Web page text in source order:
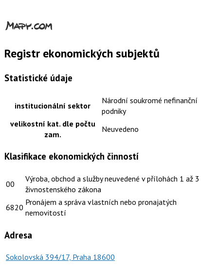
Registr ekonomických subjektů
Statistické údaje
institucionální sektor
Národní soukromé nefinanční
podniky
velikostní kat. dle počtu
zam.
Neuvedeno
Klasifikace ekonomických činností
00
Výroba, obchod a služby neuvedené v přílohách 1 až 3
živnostenského zákona
6820
Pronájem a správa vlastních nebo pronajatých
nemovitostí
Adresa
Sokolovská 394/17, Praha 18600